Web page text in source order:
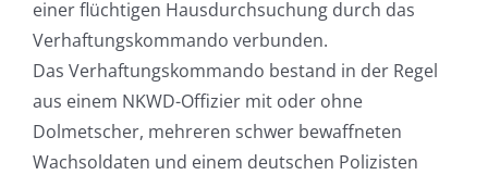
einer flüchtigen Hausdurchsuchung durch das
Verhaftungskommando verbunden.
Das Verhaftungskommando bestand in der Regel
aus einem NKWD-Offizier mit oder ohne
Dolmetscher, mehreren schwer bewaffneten
Wachsoldaten und einem deutschen Polizisten